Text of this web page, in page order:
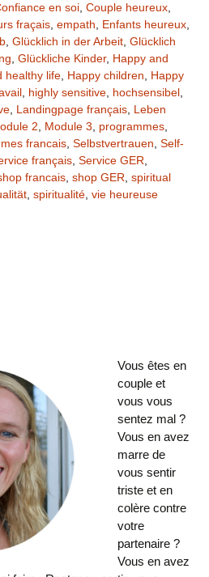
en soi Couple heureux
fraçais empath Enfants heureux
Glücklich in der Arbeit Glücklich
Glückliche Kinder, Happy and
healthy life Happy children
Happy
highly sensitive hochsensibel
Landingpage français Leben
2 Module 3 programmes
francais Selbstvertrauen Self-
français Service GER
francais shop GER spiritual
spiritualité vie heureuse
Vous êtes en
couple et
vous vous
sentez mal ?
Vous en avez
marre de
vous sentir
triste et en
colère contre
votre
partenaire ?
Vous en avez